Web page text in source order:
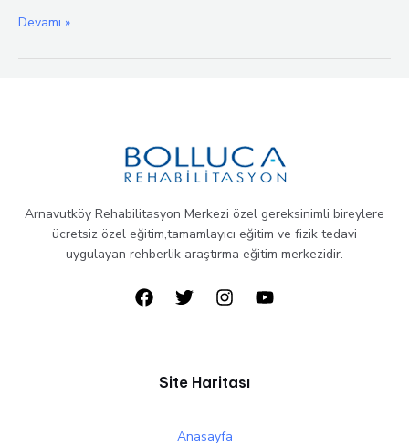
7-
Nisan
Devamı »
Arnavutköy Rehabilitasyon Merkezi özel gereksinimli bireylere
ücretsiz özel eğitim,tamamlayıcı eğitim ve fizik tedavi
uygulayan rehberlik araştırma eğitim merkezidir.
Site Haritası
Anasayfa